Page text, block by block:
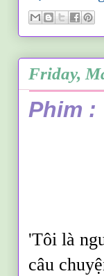
Friday,
Phim :
'Tôi là
câu